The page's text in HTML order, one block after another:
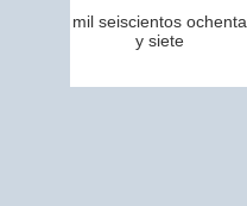
mil seiscientos ochenta
y siete